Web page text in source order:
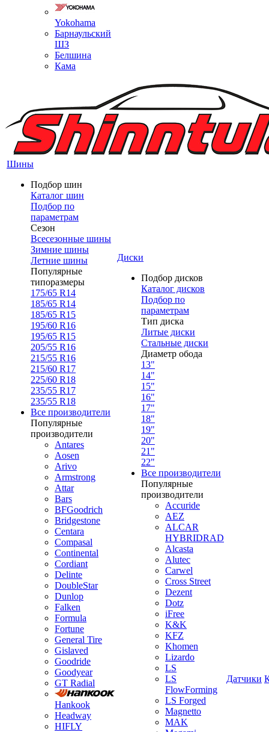
Yokohama
Барнаульский
ШЗ
Белшина
Кама
Шины
Подбор шин
Каталог шин
Подбор по
параметрам
Сезон
Всесезонные шины
Зимние шины
Летние шины
Популярные
типоразмеры
175/65 R14
185/65 R14
185/65 R15
195/60 R16
195/65 R15
205/55 R16
215/55 R16
215/60 R17
225/60 R18
235/55 R17
235/55 R18
Все производители
Популярные
производители
Antares
Aosen
Arivo
Armstrong
Attar
Bars
BFGoodrich
Bridgestone
Centara
Compasal
Continental
Cordiant
Delinte
DoubleStar
Dunlop
Falken
Formula
Fortune
General Tire
Gislaved
Goodride
Goodyear
GT Radial
Hankook
Headway
HIFLY
Диски
Подбор дисков
Каталог дисков
Подбор по
параметрам
Тип диска
Литые диски
Стальные диски
Диаметр обода
13"
14"
15"
16"
17"
18"
19"
20"
21"
22"
Все производители
Популярные
производители
Accuride
AEZ
ALCAR
HYBRIDRAD
Alcasta
Alutec
Carwel
Cross Street
Dezent
Dotz
iFree
K&K
KFZ
Khomen
Lizardo
LS
LS
FlowForming
LS Forged
Magnetto
MAK
Датчики